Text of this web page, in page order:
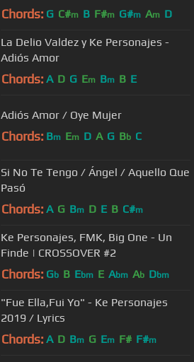
Samba)
Chords: G C#m B F#m G#m Am D
La Delio Valdez y Ke Personajes -
Adiós Amor
Chords: A D G Em Bm B E
Adiós Amor / Oye Mujer
Chords: Bm Em D A G Bb C
Si No Te Tengo / Ángel / Aquello Que
Pasó
Chords: A G Bm D E B C#m
Ke Personajes, FMK, Big One - Un
Finde | CROSSOVER #2
Chords: Gb B Ebm E Abm Ab Dbm
"Fue Ella,Fui Yo" - Ke Personajes
2019 / Lyrics
Chords: A D Bm G Em F# F#m